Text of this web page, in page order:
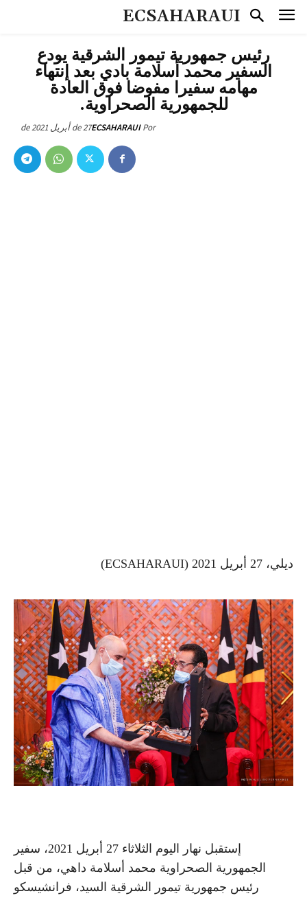
ECSAHARAUI
رئيس جمهورية تيمور الشرقية يودع
السفير محمد أسلامة بادي بعد إنتهاء
مهامه سفيرا مفوضا فوق العادة
للجمهورية الصحراوية.
Por
ECSAHARAUI27 de أبريل de 2021
ديلي، 27 أبريل 2021 (ECSAHARAUI)
إستقبل نهار اليوم الثلاثاء 27 أبريل 2021، سفير
الجمهورية الصحراوية محمد أسلامة داهي، من قبل
رئيس جمهورية تيمور الشرقية السيد، فرانشيسكو